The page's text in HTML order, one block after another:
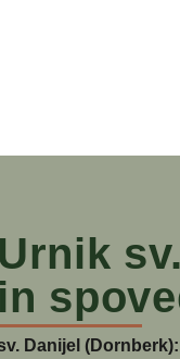
Urnik
in
Danijel (Dornberk):